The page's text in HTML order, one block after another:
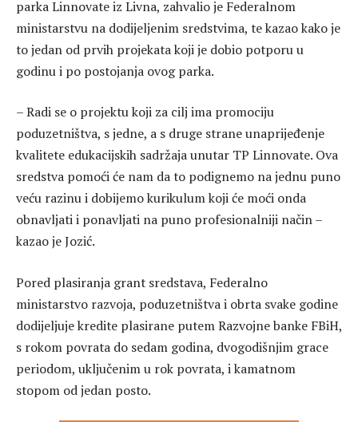
parka Linnovate iz Livna, zahvalio je Federalnom
ministarstvu na dodijeljenim sredstvima, te kazao kako je
to jedan od prvih projekata koji je dobio potporu u
godinu i po postojanja ovog parka.
– Radi se o projektu koji za cilj ima promociju
poduzetništva, s jedne, a s druge strane unaprijeđenje
kvalitete edukacijskih sadržaja unutar TP Linnovate. Ova
sredstva pomoći će nam da to podignemo na jednu puno
veću razinu i dobijemo kurikulum koji će moći onda
obnavljati i ponavljati na puno profesionalniji način –
kazao je Jozić.
Pored plasiranja grant sredstava, Federalno
ministarstvo razvoja, poduzetništva i obrta svake godine
dodijeljuje kredite plasirane putem Razvojne banke FBiH,
s rokom povrata do sedam godina, dvogodišnjim grace
periodom, uključenim u rok povrata, i kamatnom
stopom od jedan posto.